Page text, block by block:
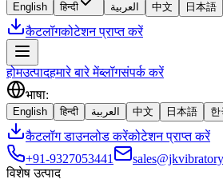
English हिन्दी العربية 中文 日本語
कैटलॉगकोटेशन प्राप्त करें
होमउत्पादहमारे बारे मेंब्लॉगसंपर्क करें
भाषा:
English हिन्दी العربية 中文 日本語 한
कैटलॉग डाउनलोड करेंकोटेशन प्राप्त करें
+91-9327053441
विशेष उत्पाद